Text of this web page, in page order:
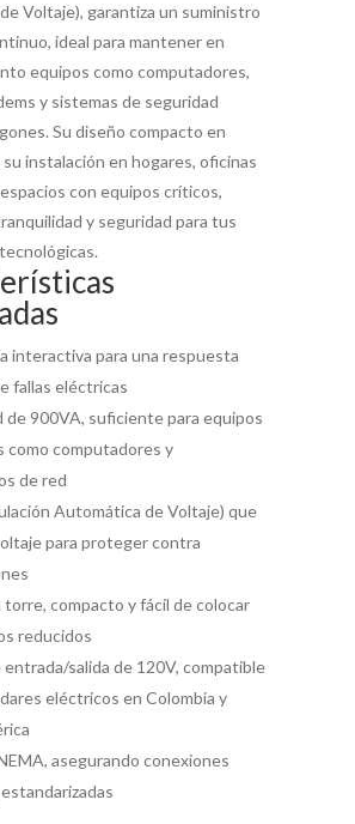
Voltaje), garantiza un suministro
ideal para mantener en
equipos como computadores,
y sistemas de seguridad
Su diseño compacto en
instalación en hogares, oficinas
con equipos críticos,
y seguridad para tus
interactiva para una respuesta
fallas eléctricas
de 900VA, suficiente para equipos
como computadores y
de red
Automática de Voltaje) que
para proteger contra
torre, compacto y fácil de colocar
reducidos
salida de 120V, compatible
eléctricos en Colombia y
asegurando conexiones